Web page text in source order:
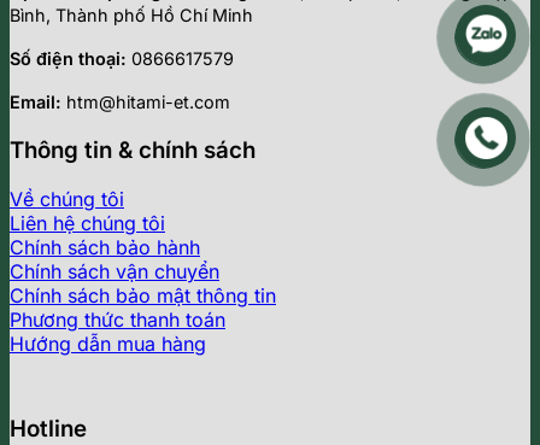
Bình, Thành phố Hồ Chí Minh
Số điện thoại: 0866617579
Email: htm@hitami-et.com
Thông tin & chính sách
Về chúng tôi
Liên hệ chúng tôi
Chính sách bảo hành
Chính sách vận chuyển
Chính sách bảo mật thông tin
Phương thức thanh toán
Hướng dẫn mua hàng
Hotline